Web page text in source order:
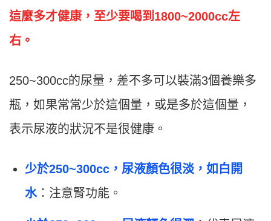
這麼多才健康，至少要喝到1800~2000cc左
右。
250~300cc的尿量，差不多可以裝滿3個養樂多
瓶，如果常常少於這個量，或是多於這個量，
表示尿液的狀況不是很健康。
少於250~300cc，尿液顏色很淡，如白開
水：注意腎功能。